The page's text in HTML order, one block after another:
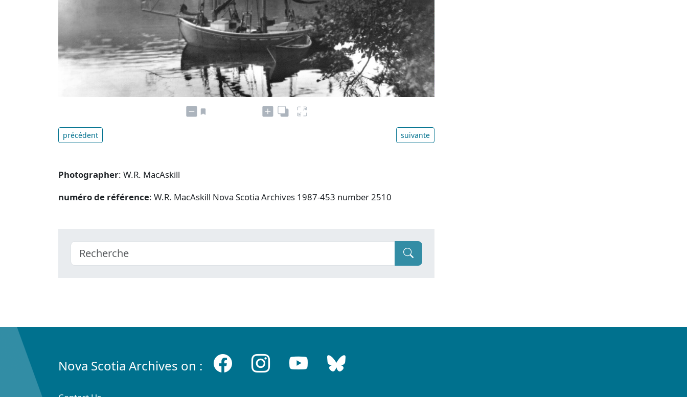
précédent suivante
Photographer: W.R. MacAskill
numéro de référence: W.R. MacAskill Nova Scotia Archives 1987-453 number 2510
Nova Scotia Archives on :